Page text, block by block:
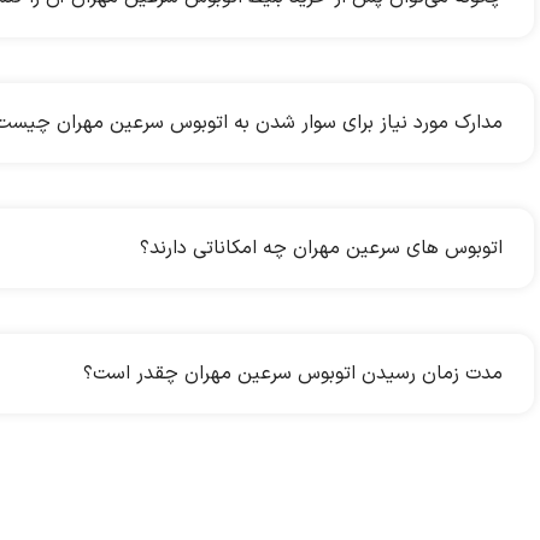
مدارک مورد نیاز برای سوار شدن به اتوبوس سرعین مهران
اتوبوس های سرعین مهران چه امکاناتی دارند؟
مدت زمان رسیدن اتوبوس سرعین مهران چقدر است؟